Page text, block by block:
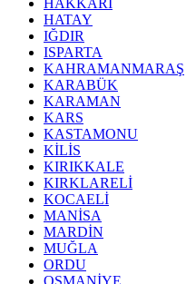
HAKKARİ
HATAY
IĞDIR
ISPARTA
KAHRAMANMARAŞ
KARABÜK
KARAMAN
KARS
KASTAMONU
KİLİS
KIRIKKALE
KIRKLARELİ
KOCAELİ
MANİSA
MARDİN
MUĞLA
ORDU